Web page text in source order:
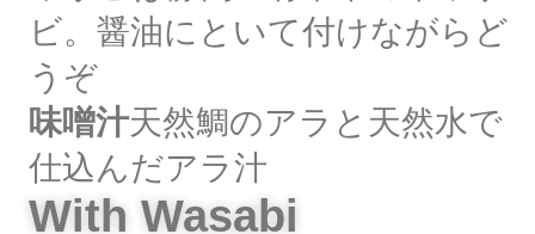
ビ。醤油にといて付けながらど
うぞ
味噌汁天然鯛のアラと天然水で
仕込んだアラ汁
With Wasabi